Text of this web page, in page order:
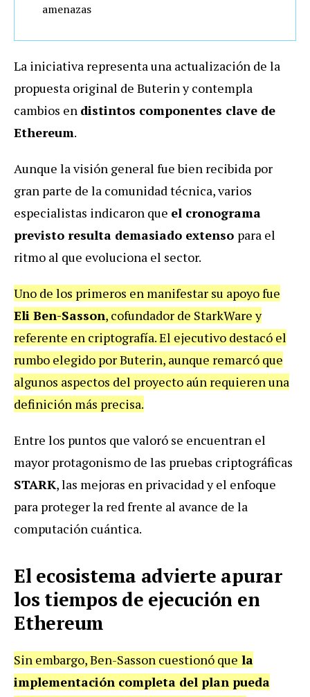
amenazas
La iniciativa representa una actualización de la
propuesta original de Buterin y contempla
cambios en distintos componentes clave de
Ethereum.
Aunque la visión general fue bien recibida por
gran parte de la comunidad técnica, varios
especialistas indicaron que el cronograma
previsto resulta demasiado extenso para el
ritmo al que evoluciona el sector.
Uno de los primeros en manifestar su apoyo fue
Eli Ben-Sasson, cofundador de StarkWare y
referente en criptografía. El ejecutivo destacó el
rumbo elegido por Buterin, aunque remarcó que
algunos aspectos del proyecto aún requieren una
definición más precisa.
Entre los puntos que valoró se encuentran el
mayor protagonismo de las pruebas criptográficas
STARK, las mejoras en privacidad y el enfoque
para proteger la red frente al avance de la
computación cuántica.
El ecosistema advierte apurar
los tiempos de ejecución en
Ethereum
Sin embargo, Ben-Sasson cuestionó que la
implementación completa del plan pueda